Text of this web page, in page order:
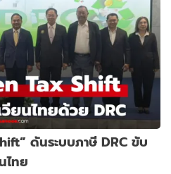
ดันระบบภาษี DRC ขับ
ไทย